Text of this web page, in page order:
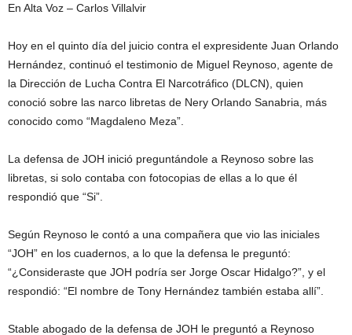
En Alta Voz – Carlos Villalvir
Hoy en el quinto día del juicio contra el expresidente Juan Orlando
Hernández, continuó el testimonio de Miguel Reynoso, agente de
la Dirección de Lucha Contra El Narcotráfico (DLCN), quien
conoció sobre las narco libretas de Nery Orlando Sanabria, más
conocido como “Magdaleno Meza”.
La defensa de JOH inició preguntándole a Reynoso sobre las
libretas, si solo contaba con fotocopias de ellas a lo que él
respondió que “Si”.
Según Reynoso le contó a una compañera que vio las iniciales
“JOH” en los cuadernos, a lo que la defensa le preguntó:
“¿Consideraste que JOH podría ser Jorge Oscar Hidalgo?”, y el
respondió: “El nombre de Tony Hernández también estaba allí”.
Stable abogado de la defensa de JOH le preguntó a Reynoso